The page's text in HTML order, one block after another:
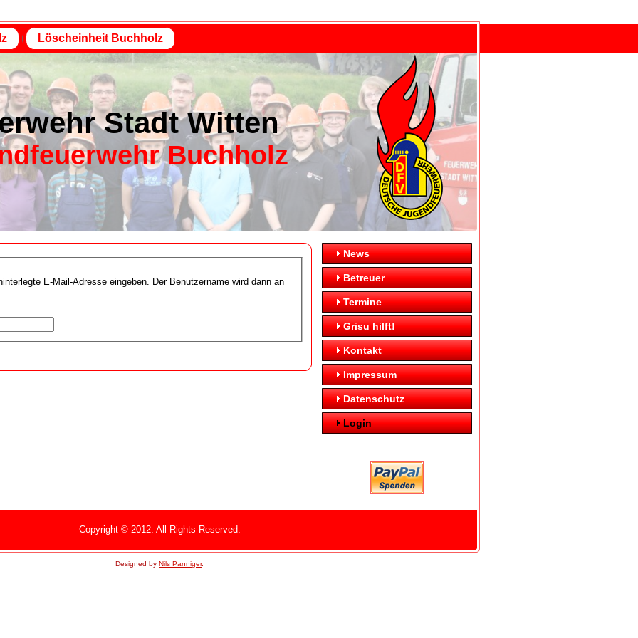
Löscheinheit Buchholz
Stadt Witten
Buchholz
E-Mail-Adresse eingeben. Der Benutzername wird dann an
News
Betreuer
Termine
Grisu hilft!
Kontakt
Impressum
Datenschutz
Login
Copyright © 2012. All Rights Reserved.
Designed by Nils Panniger.